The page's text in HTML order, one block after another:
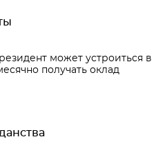
может устроиться в
получать оклад